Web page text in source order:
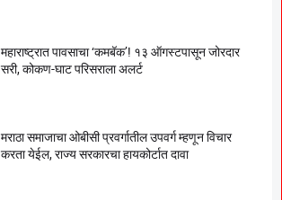
महाराष्ट्रात पावसाचा ‘कमबॅक’! १३ ऑगस्टपासून जोरदार
सरी, कोकण-घाट परिसराला अलर्ट
मराठा समाजाचा ओबीसी प्रवर्गातील उपवर्ग म्हणून विचार
करता येईल, राज्य सरकारचा हायकोर्टात दावा